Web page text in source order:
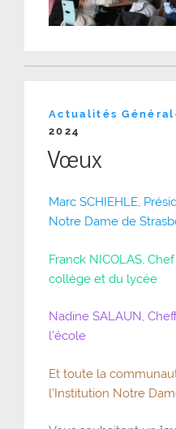
Actualités
2024
Vœux
Marc SCHIEHLE,
Notre Dame de
Franck NICOLAS,
collège et du lycée
Nadine SALAUN,
l’école
Et toute la
l’Institution Notre